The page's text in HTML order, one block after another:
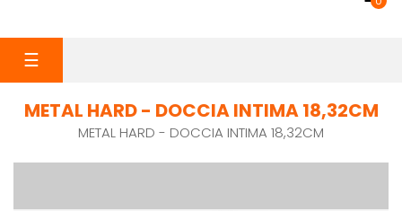
navigazione
☰
METAL HARD - DOCCIA INTIMA 18,32CM
METAL HARD - DOCCIA INTIMA 18,32CM